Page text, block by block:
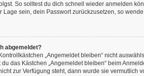
So solltest du dich schnell wieder anmelden
Lage sein, dein Passwort zurückzusetzen, so
abgemeldet?
„Angemeldet bleiben“ nicht
das Kästchen „Angemeldet bleiben“ beim
zur Verfügung steht, dann wurde sie vermutlich